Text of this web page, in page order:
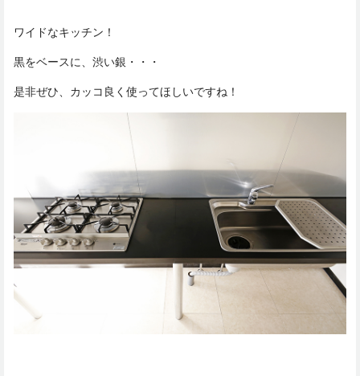
ワイドなキッチン！
黒をベースに、渋い銀・・・
是非ぜひ、カッコ良く使ってほしいですね！